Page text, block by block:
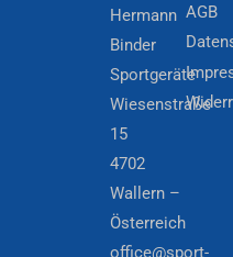
Hermann
Binder
Sportgeräte
Wiesenstraße
15
4702
Wallern –
Österreich
office@sport-
AGB